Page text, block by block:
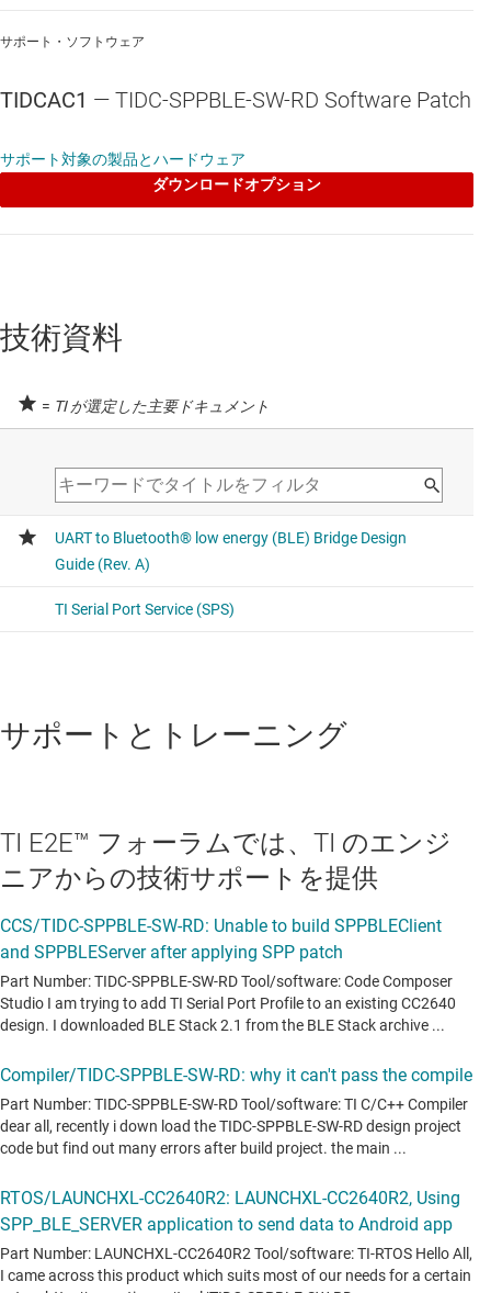
サポート・ソフトウェア
TIDCAC1 — TIDC-SPPBLE-SW-RD Software Patch
サポート対象の製品とハードウェア
ダウンロードオプション
技術資料
= TI が選定した主要ドキュメント
サポートとトレーニング
TI E2E™ フォーラムでは、TI のエンジ
ニアからの技術サポートを提供